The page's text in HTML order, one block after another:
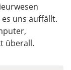
uns auffällt.
überall.